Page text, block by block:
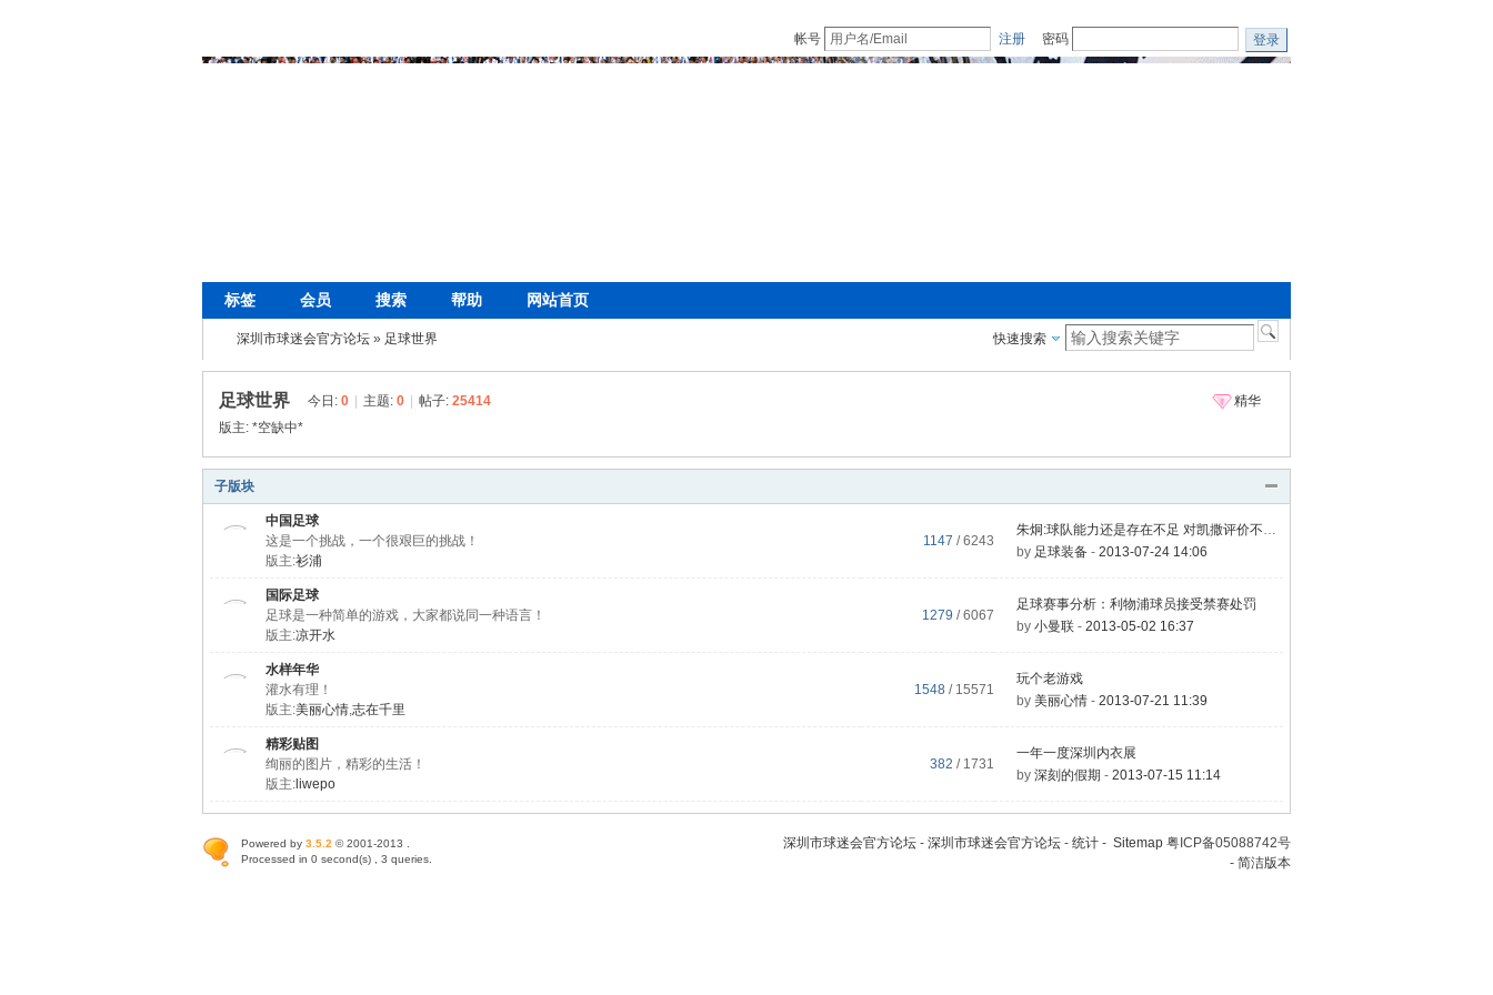
帐号 注册 密码 登录
标签 会员 搜索 帮助 网站首页
快速搜索
深圳市球迷会官方论坛 » 足球世界
精华
足球世界 今日: 0 | 主题: 0 | 帖子: 25414
版主: *空缺中*
子版块
中国足球
这是一个挑战，一个很艰巨的挑战！
版主:衫浦
1147 / 6243
朱炯:球队能力还是存在不足 对凯撒评价不太公平
by 足球装备 - 2013-07-24 14:06
国际足球
足球是一种简单的游戏，大家都说同一种语言！
版主:凉开水
1279 / 6067
足球赛事分析：利物浦球员接受禁赛处罚
by 小曼联 - 2013-05-02 16:37
水样年华
灌水有理！
版主:美丽心情,志在千里
1548 / 15571
玩个老游戏
by 美丽心情 - 2013-07-21 11:39
精彩贴图
绚丽的图片，精彩的生活！
版主:liwepo
382 / 1731
一年一度深圳内衣展
by 深刻的假期 - 2013-07-15 11:14
深圳市球迷会官方论坛 - 深圳市球迷会官方论坛 - 统计 - Sitemap 粤ICP备05088742号
- 简洁版本
Powered by 3.5.2 © 2001-2013 .
Processed in 0 second(s) , 3 queries.